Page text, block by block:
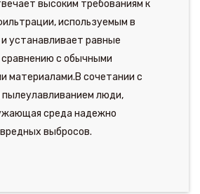
высоким требованиям к
используемым в
устанавливает равные
с обычными
материалами.В сочетании с
люди,
среда надежно
выбросов.